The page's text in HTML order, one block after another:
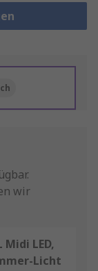
wir
Midi LED,
Licht